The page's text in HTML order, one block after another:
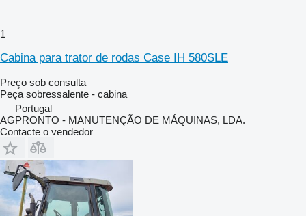
1
Cabina para trator de rodas Case IH 580SLE
Preço sob consulta
Peça sobressalente - cabina
Portugal
AGPRONTO - MANUTENÇÃO DE MÁQUINAS, LDA.
Contacte o vendedor